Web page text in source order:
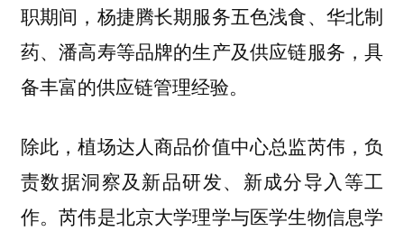
职期间，杨捷腾长期服务五色浅食、华北制
药、潘高寿等品牌的生产及供应链服务，具
备丰富的供应链管理经验。
除此，植场达人商品价值中心总监芮伟，负
责数据洞察及新品研发、新成分导入等工
作。芮伟是北京大学理学与医学生物信息学